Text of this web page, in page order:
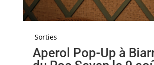
Sorties
Aperol Pop-Up à